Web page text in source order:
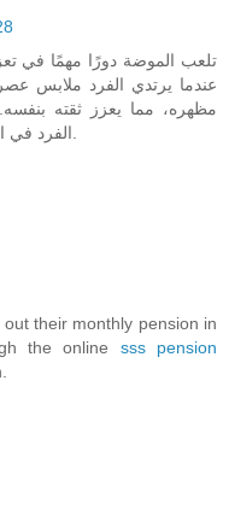
تلعب الموضة دورًا مهمًا في
عندما يرتدي الفرد ملابس
مظهره، مما يعزز ثقته
their monthly pension in
the online sss pension